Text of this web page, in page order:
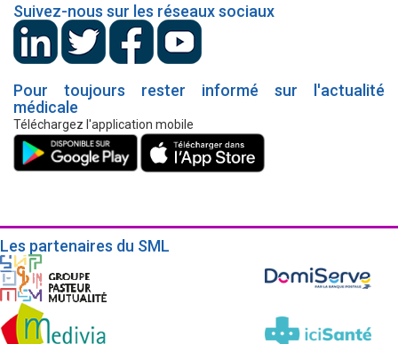
Suivez-nous sur les réseaux sociaux
Pour toujours rester informé sur l'actualité
médicale
Téléchargez l'application mobile
Les partenaires du SML